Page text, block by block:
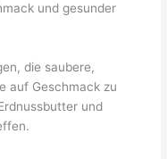
und gesunder
die saubere,
auf Geschmack zu
und